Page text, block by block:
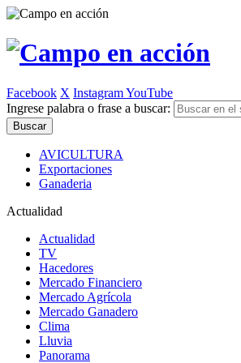
Facebook X InstagramYouTube
Ingrese palabra o frase a buscar:
AVICULTURA
Exportaciones
Ganaderia
Actualidad
Actualidad
TV
Hacedores
Mercado Financiero
Mercado Agrícola
Mercado Ganadero
Clima
Lluvia
Panorama